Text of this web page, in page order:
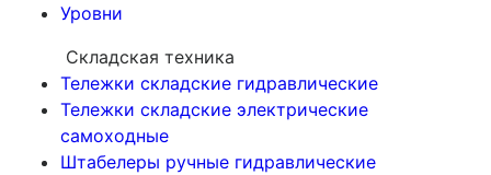
Уровни
Складская техника
Тележки складские гидравлические
Тележки складские электрические
самоходные
Штабелеры ручные гидравлические